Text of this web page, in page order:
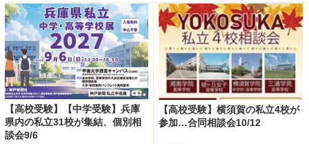
【高校受験】【中学受験】兵庫
県内の私立31校が集結、個別相
談会9/6
【高校受験】横須賀の私立4校が
参加…合同相談会10/12